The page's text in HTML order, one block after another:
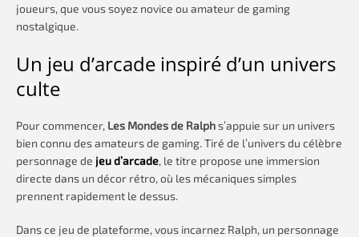
joueurs, que vous soyez novice ou amateur de gaming
nostalgique.
Un jeu d’arcade inspiré d’un univers
culte
Pour commencer, Les Mondes de Ralphs’appuie sur un univers
bien connu des amateurs de gaming. Tiré de l’univers du célèbre
personnage de jeu d’arcade, le titre propose une immersion
directe dans un décor rétro, où les mécaniques simples
prennent rapidement le dessus.
Dans ce jeu de plateforme, vous incarnez Ralph, un personnage